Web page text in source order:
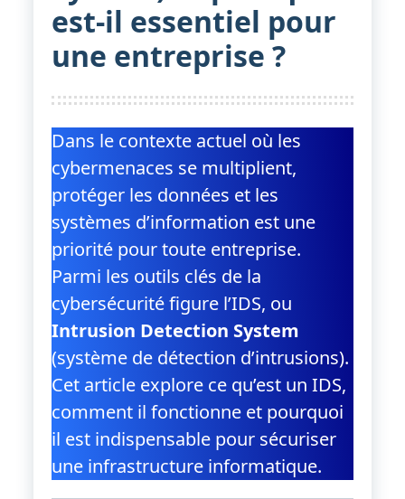
est-il essentiel pour
une entreprise ?
Dans le contexte actuel où les
cybermenaces se multiplient,
protéger les données et les
systèmes d’information est une
priorité pour toute entreprise.
Parmi les outils clés de la
cybersécurité figure l’IDS, ou
Intrusion Detection System
(système de détection d’intrusions).
Cet article explore ce qu’est un IDS,
comment il fonctionne et pourquoi
il est indispensable pour sécuriser
une infrastructure informatique.